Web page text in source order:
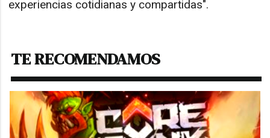
experiencias cotidianas y compartidas".
TE RECOMENDAMOS